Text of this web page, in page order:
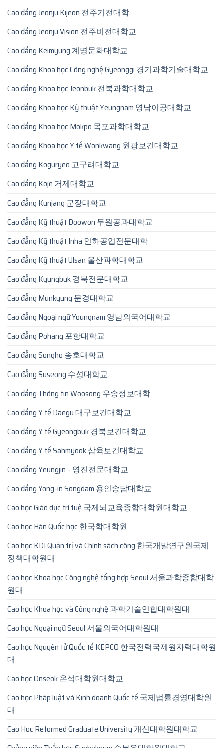
Cao đẳng Jeonju Kijeon 전주기전대학
Cao đẳng Jeonju Vision 전주비전대학교
Cao đẳng Keimyung 계명문화대학교
Cao đẳng Khoa học Công nghệ Gyeonggi 경기과학기술대학교
Cao đẳng Khoa học Jeonbuk 전북과학대학교
Cao đẳng Khoa học Kỹ thuật Yeungnam 영남이공대학교
Cao đẳng Khoa học Mokpo 목포과학대학교
Cao đẳng Khoa học Y tế Wonkwang 원광보건대학교
Cao đẳng Koguryeo 고구려대학교
Cao đẳng Koje 거제대학교
Cao đẳng Kunjang 군장대학교
Cao đẳng Kỹ thuật Doowon 두원공과대학교
Cao đẳng Kỹ thuật Inha 인하공업전문대학
Cao đẳng Kỹ thuật Ulsan 울산과학대학교
Cao đẳng Kyungbuk 경북전문대학교
Cao đẳng Munkyung 문경대학교
Cao đẳng Ngoại ngữ Youngnam 영남외국어대학교
Cao đẳng Pohang 포항대학교
Cao đẳng Songho 송호대학교
Cao đẳng Suseong 수성대학교
Cao đẳng Thông tin Woosong 우송정보대학
Cao đẳng Y tế Daegu 대구보건대학교
Cao đẳng Y tế Gyeongbuk 경북보건대학교
Cao đẳng Y tế Sahmyook 삼육보건대학교
Cao đẳng Yeungjin – 영진전문대학교
Cao đẳng Yong-in Songdam 용인송담대학교
Cao học Giáo dục trí tuệ 국제뇌교육종합대학원대학교
Cao học Hàn Quốc học 한국학대학원
Cao học KDI Quản trị và Chính sách công 한국개발연구원국제
정책대학원대
Cao học Khoa học Công nghệ tổng hợp Seoul 서울과학종합대학
원대
Cao học Khoa học và Công nghệ 과학기술연합대학원대
Cao học Ngoại ngữ Seoul 서울외국어대학원대
Cao học Nguyên tử Quốc tế KEPCO 한국전력국제원자력대학원
대
Cao học Onseok 온석대학원대학교
Cao học Pháp luật và Kinh doanh Quốc tế 국제법률경영대학원
대
Cao Hoc Reformed Graduate University 개신대학원대학교